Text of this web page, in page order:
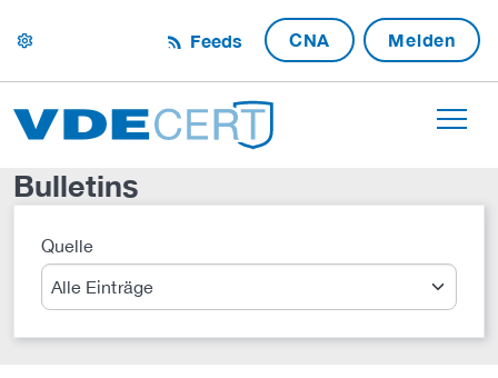
settings Feeds CNA Melden
Bulletins
QuelleSuche